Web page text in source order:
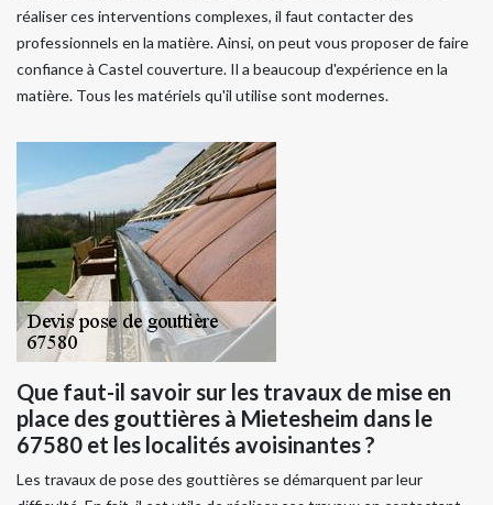
réaliser ces interventions complexes, il faut contacter des
professionnels en la matière. Ainsi, on peut vous proposer de faire
confiance à Castel couverture. Il a beaucoup d'expérience en la
matière. Tous les matériels qu'il utilise sont modernes.
Que faut-il savoir sur les travaux de mise en
place des gouttières à Mietesheim dans le
67580 et les localités avoisinantes ?
Les travaux de pose des gouttières se démarquent par leur